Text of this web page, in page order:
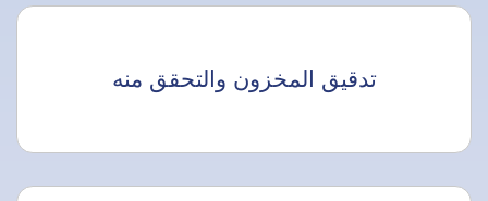
تدقيق المخزون والتحقق منه